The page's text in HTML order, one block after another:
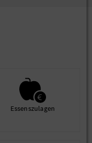
Essens­zulagen